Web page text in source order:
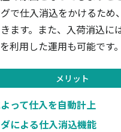
で仕入消込をかけるため
ます。また、入荷消込に
利用した運用も可能です。
メリット
って仕入を自動計上
による仕入消込機能